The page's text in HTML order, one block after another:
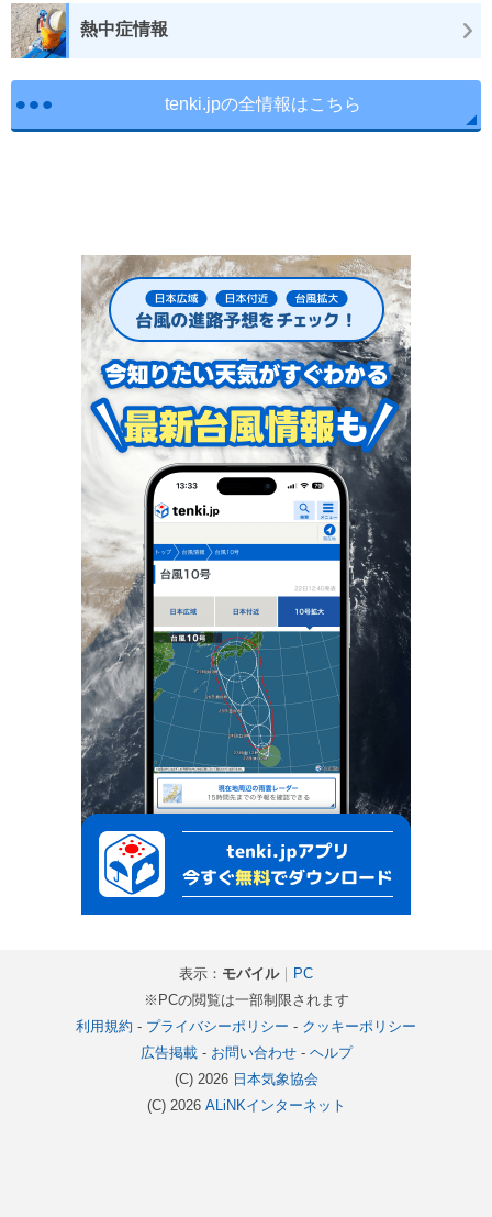
熱中症情報
tenki.jpの全情報はこちら
表示： モバイル｜ PC
※PCの閲覧は一部制限されます
利用規約 - プライバシーポリシー - クッキーポリシー
広告掲載- お問い合わせ- ヘルプ
(C) 2026 日本気象協会
(C) 2026 ALiNKインターネット